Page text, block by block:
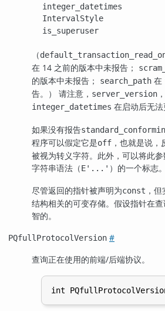
integer_datetimes
IntervalStyle
is_superuser
（
在 14 之前的版本中未报告；
的版本中未报告；
search_path 在
告。） 请注意， server_version ，
integer_datetimes 在启动后无法
如果没有报告
程序可以假定它是off ，也就是说
被视为转义字符。此外，可以将此
字符串语法（E'...' ）的一个标志。
尽管返回的指针被声明为const ，
结构相关的可变存储。假设指针在
智的。
PQfullProtocolVersion #
查询正在使用的前端/后端协议。